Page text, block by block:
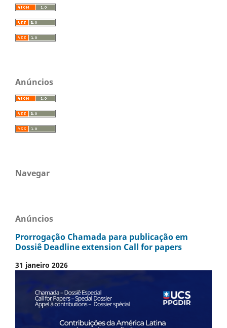
Anúncios
Navegar
Anúncios
Prorrogação Chamada para publicação em
Dossiê Deadline extension Call for papers
31 janeiro 2026